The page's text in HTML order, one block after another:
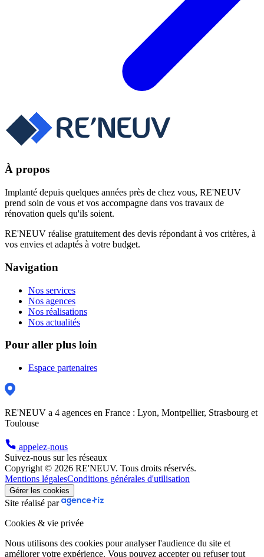
À propos
Implanté depuis quelques années près de chez vous, RE'NEUV
prend soin de vous et vos accompagne dans vos travaux de
rénovation quels qu'ils soient.
RE'NEUV réalise gratuitement des devis répondant à vos critères, à
vos envies et adaptés à votre budget.
Navigation
Nos services
Nos agences
Nos réalisations
Nos actualités
Pour aller plus loin
Espace partenaires
RE'NEUV a 4 agences en France : Lyon, Montpellier, Strasbourg et
Toulouse
appelez-nous
Suivez-nous sur les réseaux
Copyright © 2026 RE'NEUV. Tous droits réservés.
Mentions légalesConditions générales d'utilisation
Gérer les cookies
Site réalisé par
Cookies & vie privée
Nous utilisons des cookies pour analyser l'audience du site et
améliorer votre expérience. Vous pouvez accepter ou refuser tout